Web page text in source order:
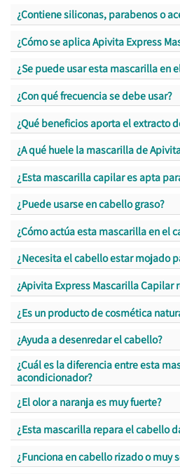
¿Contiene siliconas, parabenos o
¿Cómo se aplica Apivita Express
¿Se puede usar esta mascarilla en
¿Con qué frecuencia se debe usar?
¿Qué beneficios aporta el extracto
¿A qué huele la mascarilla de
¿Esta mascarilla capilar es apta
¿Puede usarse en cabello graso?
¿Cómo actúa esta mascarilla en el
¿Necesita el cabello estar mojado
¿Apivita Express Mascarilla Capilar
¿Es un producto de cosmética
¿Ayuda a desenredar el cabello?
¿Cuál es la diferencia entre esta
acondicionador?
¿El olor a naranja es muy fuerte?
¿Esta mascarilla repara el cabello
¿Funciona en cabello rizado o muy